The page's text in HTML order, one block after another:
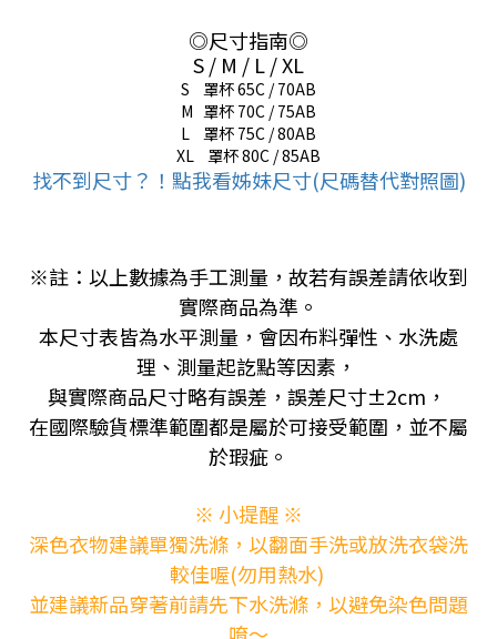
◎尺寸指南◎
S / M / L / XL
S 罩杯 65C / 70AB
M 罩杯 70C / 75AB
L 罩杯 75C / 80AB
XL 罩杯 80C / 85AB
找不到尺寸？！點我看姊妹尺寸(尺碼替代對照圖)
※註：以上數據為手工測量，故若有誤差請依收到
實際商品為準。
本尺寸表皆為水平測量，會因布料彈性、水洗處
理、測量起訖點等因素，
與實際商品尺寸略有誤差，誤差尺寸±2cm，
在國際驗貨標準範圍都是屬於可接受範圍，並不屬
於瑕疵。
※ 小提醒 ※
深色衣物建議單獨洗滌，以翻面手洗或放洗衣袋洗
較佳喔(勿用熱水)
並建議新品穿著前請先下水洗滌，以避免染色問題